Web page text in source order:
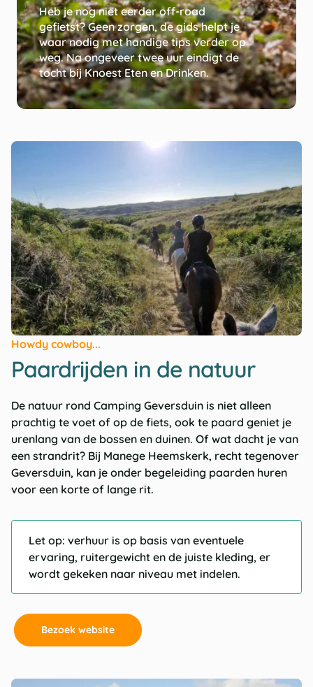
Heb je nog niet eerder off-road
gefietst? Geen zorgen, de gids helpt je
waar nodig met handige tips verder op
weg. Na ongeveer twee uur eindigt de
tocht bij Knoest Eten en Drinken.
Howdy cowboy...
Paardrijden in de natuur
De natuur rond Camping Geversduin is niet alleen
prachtig te voet of op de fiets, ook te paard geniet je
urenlang van de bossen en duinen. Of wat dacht je van
een strandrit? Bij Manege Heemskerk, recht tegenover
Geversduin, kan je onder begeleiding paarden huren
voor een korte of lange rit.
Let op: verhuur is op basis van eventuele
ervaring, ruitergewicht en de juiste kleding, er
wordt gekeken naar niveau met indelen.
Bezoek website